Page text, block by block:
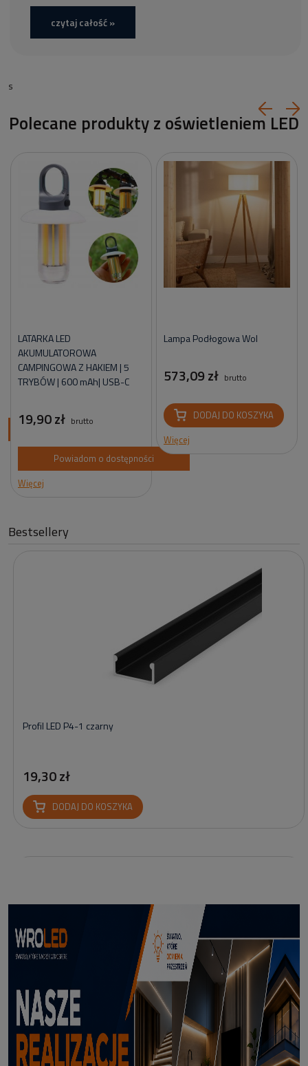
czytaj całość »
s
Polecane produkty z oświetleniem LED
LATARKA LED
AKUMULATOROWA
CAMPINGOWA Z HAKIEM | 5
TRYBÓW | 600 mAh| USB-C
19,90 zł brutto
Powiadom o dostępności
Więcej
Lampa Podłogowa Wol
573,09 zł brutto
DODAJ DO KOSZYKA
Więcej
Bestsellery
Profil LED P4-1 czarny
19,30 zł
DODAJ DO KOSZYKA
Reflektor Solarny Zewnętrzny LED z Bolcem Meillion 3000K